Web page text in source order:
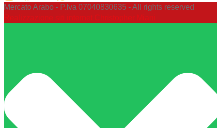
Mercato Arabo - P.Iva 07040830635 - All rights reserved
Realizzazione siti internet Christopher Miani